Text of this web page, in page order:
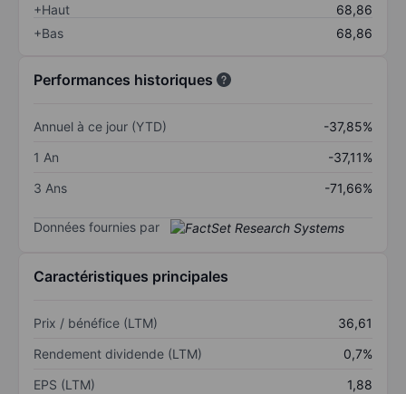
+Haut
68,86
+Bas
68,86
Performances historiques
Annuel à ce jour (YTD)
-37,85%
1 An
-37,11%
3 Ans
-71,66%
Données fournies par
Caractéristiques principales
Prix / bénéfice (LTM)
36,61
Rendement dividende (LTM)
0,7%
EPS (LTM)
1,88